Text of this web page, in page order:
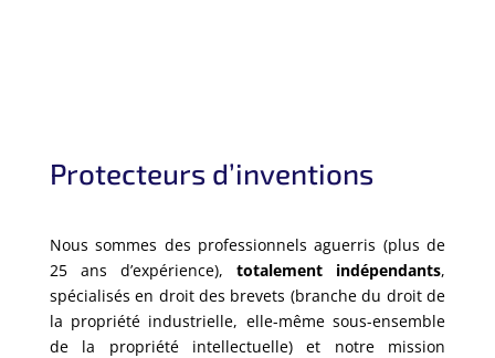
Protecteurs d’inventions
Nous sommes des professionnels aguerris (plus de
25 ans d’expérience),totalement indépendants,
spécialisés en droit des brevets (branche du droit de
la propriété industrielle, elle-même sous-ensemble
de la propriété intellectuelle) et notre mission